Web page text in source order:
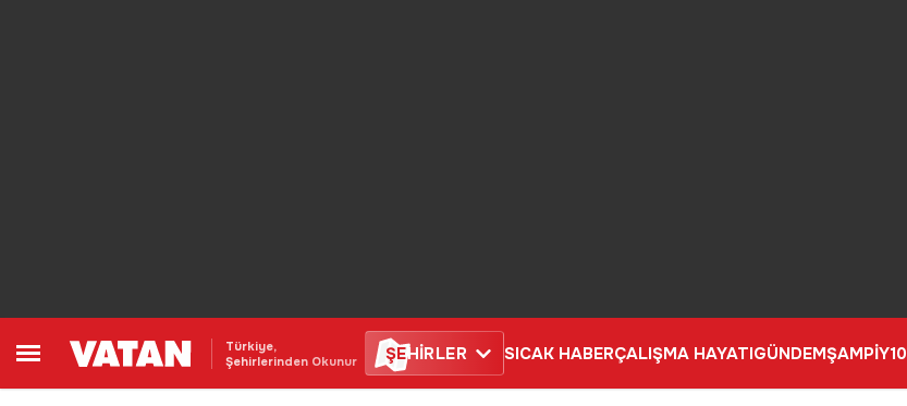
Türkiye,
Şehirlerinden Okunur
ŞEHİRLER SICAK HABERÇALIŞMA HAYATIGÜNDEMŞAMPİY10